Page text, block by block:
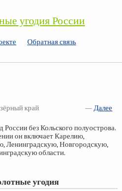
угодия России
Обратная связь
—Далее
край
России без Кольского полуострова.
он включает Карелию,
Ленинградскую, Новгородскую,
области.
угодия